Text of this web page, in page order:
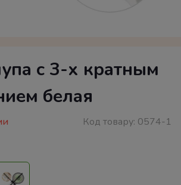
с 3-х кратным
белая
Код товару: 0574-1